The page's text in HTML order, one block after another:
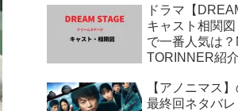
ドラマ【
キャスト相関
で一番人気は？
TORINNER紹介
【アノニマス
最終回ネタバ